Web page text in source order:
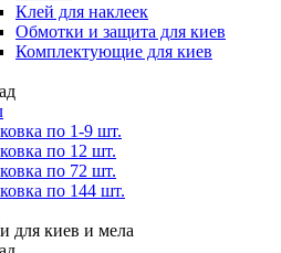
Клей для наклеек
Обмотки и защита для киев
Комплектующие для киев
по 1-9 шт.
по 12 шт.
по 72 шт.
по 144 шт.
для киев и мела